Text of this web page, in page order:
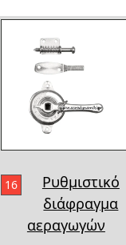
16
Ρυθμιστικό
διάφραγμα
αεραγωγών